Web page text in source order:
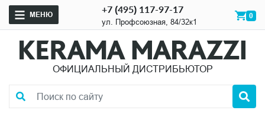
МЕНЮ +7 (495) 117-97-17
ул. Профсоюзная, 84/32к1
0
ОФИЦИАЛЬНЫЙ ДИСТРИБЬЮТОР